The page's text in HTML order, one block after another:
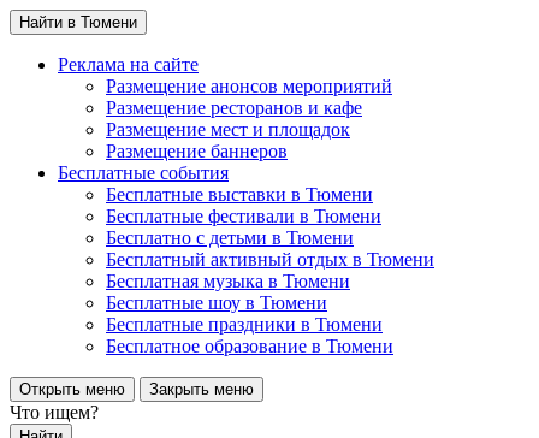
Найти в Тюмени
Реклама на сайте
Размещение анонсов мероприятий
Размещение ресторанов и кафе
Размещение мест и площадок
Размещение баннеров
Бесплатные события
Бесплатные выставки в Тюмени
Бесплатные фестивали в Тюмени
Бесплатно с детьми в Тюмени
Бесплатный активный отдых в Тюмени
Бесплатная музыка в Тюмени
Бесплатные шоу в Тюмени
Бесплатные праздники в Тюмени
Бесплатное образование в Тюмени
Открыть меню Закрыть меню
Что ищем?